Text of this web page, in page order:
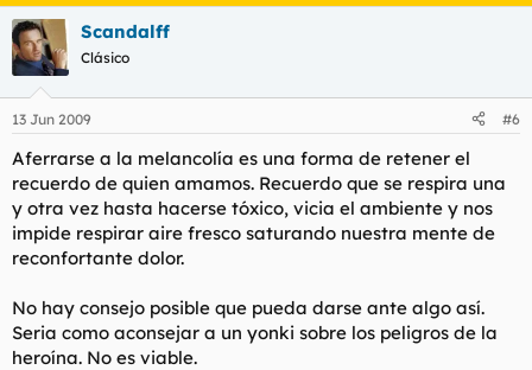
Scandalff
Clásico
13 Jun 2009 #6
Aferrarse a la melancolía es una forma de retener el
recuerdo de quien amamos. Recuerdo que se respira una
y otra vez hasta hacerse tóxico, vicia el ambiente y nos
impide respirar aire fresco saturando nuestra mente de
reconfortante dolor.
No hay consejo posible que pueda darse ante algo así.
Seria como aconsejar a un yonki sobre los peligros de la
heroína. No es viable.